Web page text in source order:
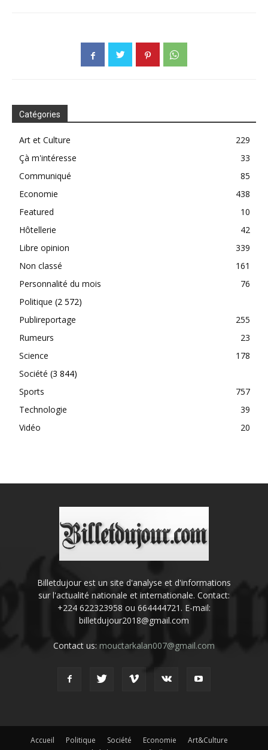
Catégories
Art et Culture
229
Çà m'intéresse
33
Communiqué
85
Economie
438
Featured
10
Hôtellerie
42
Libre opinion
339
Non classé
161
Personnalité du mois
76
Politique (2 572)
Publireportage
255
Rumeurs
23
Science
178
Société (3 844)
Sports
757
Technologie
39
Vidéo
20
Billetdujour est un site d'analyse et d'informations
sur l'actualité nationale et internationale. Contact:
+224 622323958 ou 664444721. E-mail:
billetdujour2018@gmail.com
Contact us: mouctarkalan007@gmail.com
Accueil Politique Société Economie
Art&Culture